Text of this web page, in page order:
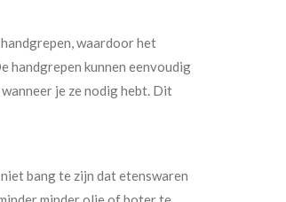
waardoor het
handgrepen kunnen eenvoudig
je ze nodig hebt. Dit
bang te zijn dat etenswaren